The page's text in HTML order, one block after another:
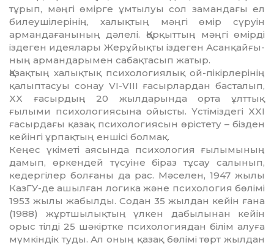
тұрып, мәңгі өмірге ұмтылуы сол замандағы ел
билеушілерінің, ха­лықтың мәңгі өмір сүруін
арманда­ғанының дә­лелі. Қорқыттың мәңгі өмірді
іздеген идея­лары Жерұйықты іздеген Асан­қай­ғы­
ның армандарымен сабақтасып жатыр.
Қазақтың халықтық психологиялық ой-пікірлерінің
қалыптасуы сонау VI-VIII ғасырлардан басталып,
XX ғасырдың 20 жыл­дарында орта ұлттық
ғылыми психо­ло­гиясына ойысты. Үстіміздегі XXI
ға­сыр­дағы қазақ психологиясын өрістету – бізден
кейінгі ұрпақтың еншісі болмақ.
Кеңес үкіметі аясында психология ғы­лымының
дамып, өркендей түсуіне бі­раз тұсау салынып,
кедергілер болғаны да рас. Мәселен, 1947 жылы
КазГУ-де ашыл­ған логика және психология бөлімі
1953 жылы жабылды. Содан 35 жылдан кейін ғана
(1988) жұртшылықтың үлкен дабылынан кейін
орыс тілді 25 шәкіртке пси­хологиядан білім алуға
мүмкіндік ту­ды. Ал оның қазақ бөлімі төрт жылдан